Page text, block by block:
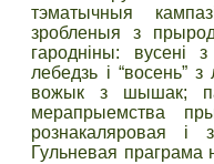
тэматычныя
зробленыя з
гародніны: вусені
лебедзь і “восень”
вожык з шышак;
мерапрыемства
рознакаляровая і
Гульневая праграма